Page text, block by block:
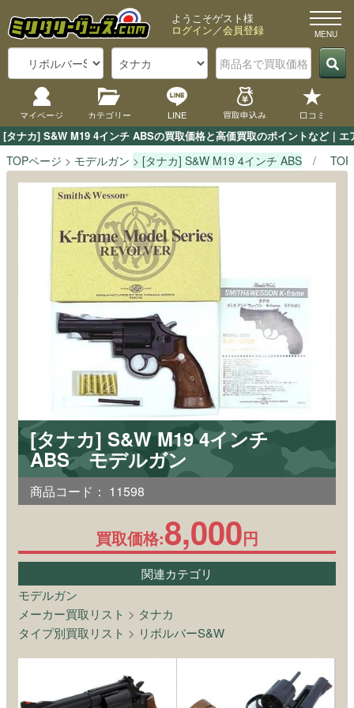
[タナカ] S&W M19 4インチ ABSの買取価格と高価買取のポイントなど｜
ようこそゲスト様
ログイン／会員登録
マイページ カテゴリー LINE 買取申込み 口コミ
TOPページ モデルガン [タナカ] S&W M19 4インチ ABS
[タナカ] S&W M19 4インチ
ABS モデルガン
商品コード： 11598
買取価格:8,000円
関連カテゴリ
モデルガン
メーカー買取リスト > タナカ
タイプ別買取リスト > リボルバーS&W